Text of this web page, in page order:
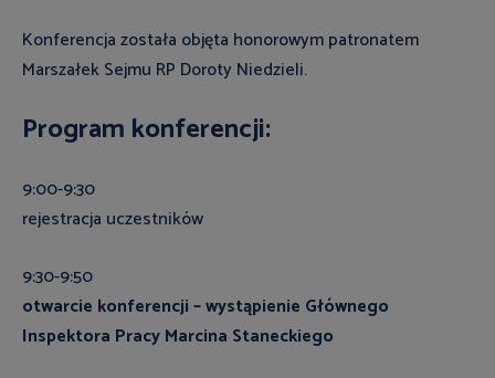
Konferencja została objęta honorowym patronatem
Marszałek Sejmu RP Doroty Niedzieli.
Program konferencji:
9:00-9:30
rejestracja uczestników
9:30-9:50
otwarcie konferencji – wystąpienie Głównego
Inspektora Pracy Marcina Staneckiego